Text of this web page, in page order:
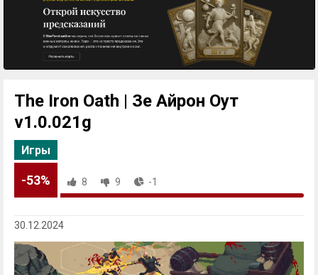
The Iron Oath | Зе Айрон Оут
v1.0.021g
Игры
-53% 8 9 -1
30.12.2024